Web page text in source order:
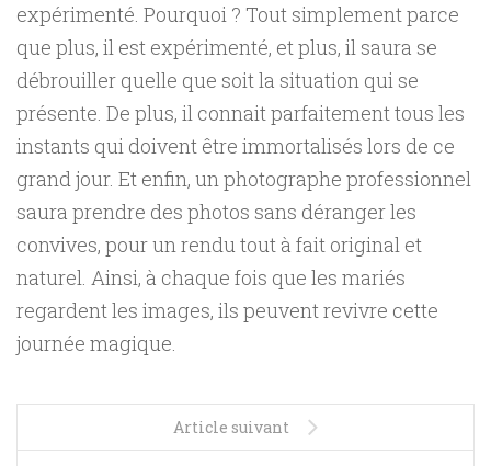
expérimenté. Pourquoi ? Tout simplement parce
que plus, il est expérimenté, et plus, il saura se
débrouiller quelle que soit la situation qui se
présente. De plus, il connait parfaitement tous les
instants qui doivent être immortalisés lors de ce
grand jour. Et enfin, un photographe professionnel
saura prendre des photos sans déranger les
convives, pour un rendu tout à fait original et
naturel. Ainsi, à chaque fois que les mariés
regardent les images, ils peuvent revivre cette
journée magique.
Article suivant